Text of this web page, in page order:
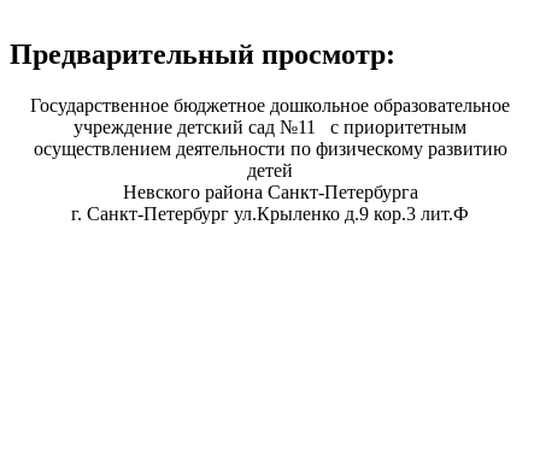
Предварительный просмотр:
Государственное бюджетное дошкольное образовательное
учреждение детский сад №11 с приоритетным
осуществлением деятельности по физическому развитию
детей
Невского района Санкт-Петербурга
г. Санкт-Петербург ул.Крыленко д.9 кор.3 лит.Ф